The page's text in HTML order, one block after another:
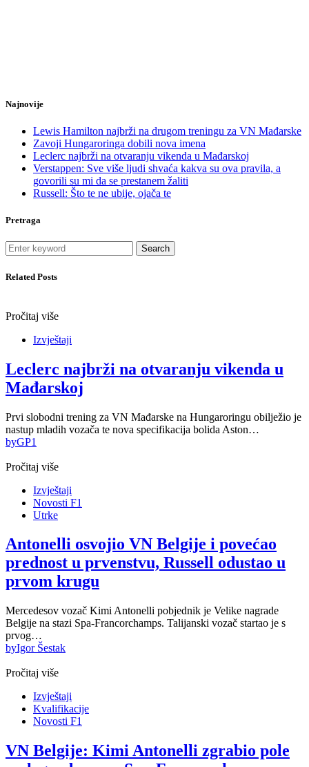
Najnovije
Lewis Hamilton najbrži na drugom treningu za VN Mađarske
Zavoji Hungaroringa dobili nova imena
Leclerc najbrži na otvaranju vikenda u Mađarskoj
Verstappen: Sve više ljudi shvaća kakva su ova pravila, a
govorili su mi da se prestanem žaliti
Russell: Što te ne ubije, ojača te
Pretraga
Search
Related Posts
Pročitaj više
Izvještaji
Leclerc najbrži na otvaranju vikenda u
Mađarskoj
Prvi slobodni trening za VN Mađarske na Hungaroringu obilježio je
nastup mladih vozača te nova specifikacija bolida Aston…
byGP1
Pročitaj više
Izvještaji
Novosti F1
Utrke
Antonelli osvojio VN Belgije i povećao
prednost u prvenstvu, Russell odustao u
prvom krugu
Mercedesov vozač Kimi Antonelli pobjednik je Velike nagrade
Belgije na stazi Spa-Francorchamps. Talijanski vozač startao je s
prvog…
byIgor Šestak
Pročitaj više
Izvještaji
Kvalifikacije
Novosti F1
VN Belgije: Kimi Antonelli zgrabio pole